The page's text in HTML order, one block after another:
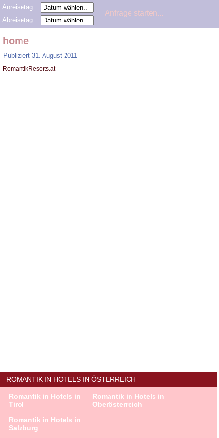
Anreisetag
Abreisetag
home
Publiziert 31. August 2011
RomantikResorts.at
ROMANTIK IN HOTELS IN ÖSTERREICH
Romantik in Hotels in
Tirol
Romantik in Hotels in
Oberösterreich
Romantik in Hotels in
Salzburg